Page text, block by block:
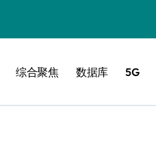
综合聚焦 数据库 5G